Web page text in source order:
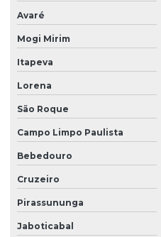
Avaré
Mogi Mirim
Itapeva
Lorena
São Roque
Campo Limpo Paulista
Bebedouro
Cruzeiro
Pirassununga
Jaboticabal